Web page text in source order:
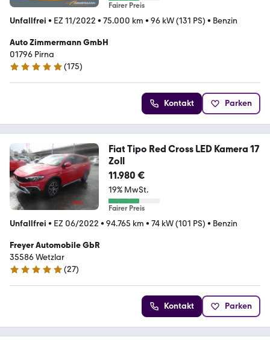
Fairer Preis
Unfallfrei • EZ 11/2022 • 75.000 km • 96 kW (131 PS) • Benzin
Auto Zimmermann GmbH
01796 Pirna
4.9 Sterne
(175)
Kontakt Parken
Fiat Tipo Red Cross LED Kamera 17
Zoll
11.980 €
19% MwSt.
Fairer Preis
Unfallfrei • EZ 06/2022 • 94.765 km • 74 kW (101 PS) • Benzin
Freyer Automobile GbR
35586 Wetzlar
5 Sterne
(27)
Kontakt Parken